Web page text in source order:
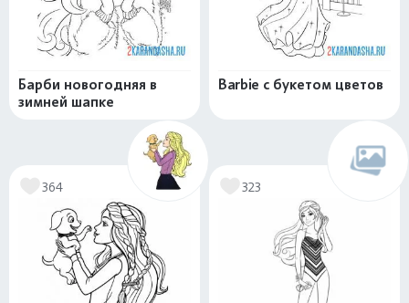
Барби новогодняя в
зимней шапке
Barbie с букетом цветов
364 323